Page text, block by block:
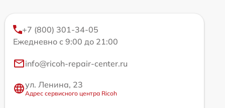
+7 (800) 301-34-05
Ежедневно с 9:00 до 21:00
info@ricoh-repair-center.ru
ул. Ленина, 23
Адрес сервисного центра Ricoh